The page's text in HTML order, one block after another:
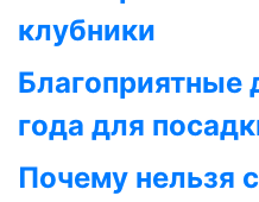
клубники
Благоприятные
года для
Почему нельзя